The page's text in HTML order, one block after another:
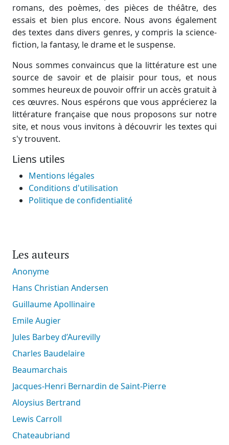
romans, des poèmes, des pièces de théâtre, des
essais et bien plus encore. Nous avons également
des textes dans divers genres, y compris la science-
fiction, la fantasy, le drame et le suspense.
Nous sommes convaincus que la littérature est une
source de savoir et de plaisir pour tous, et nous
sommes heureux de pouvoir offrir un accès gratuit à
ces œuvres. Nous espérons que vous apprécierez la
littérature française que nous proposons sur notre
site, et nous vous invitons à découvrir les textes qui
s'y trouvent.
Liens utiles
Mentions légales
Conditions d'utilisation
Politique de confidentialité
Les auteurs
Anonyme
Hans Christian Andersen
Guillaume Apollinaire
Emile Augier
Jules Barbey d’Aurevilly
Charles Baudelaire
Beaumarchais
Jacques-Henri Bernardin de Saint-Pierre
Aloysius Bertrand
Lewis Carroll
Chateaubriand